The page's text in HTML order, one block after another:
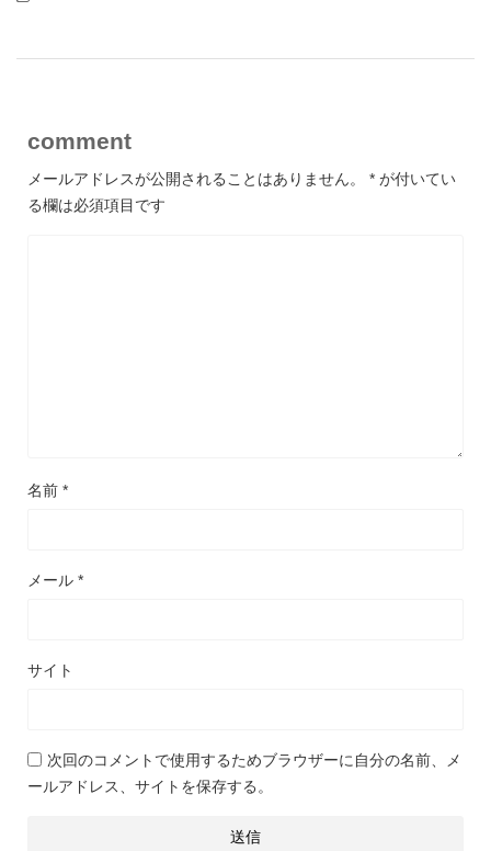
comment
メールアドレスが公開されることはありません。 * が付いてい
る欄は必須項目です
名前 *
メール *
サイト
次回のコメントで使用するためブラウザーに自分の名前、メ
ールアドレス、サイトを保存する。